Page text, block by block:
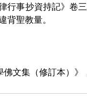
行事抄資持記》卷
背聖教量。
佛文集（修訂本）》